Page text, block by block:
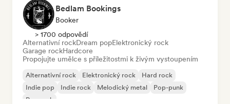
Bedlam Bookings
Booker
> 1700 odpovědí
Alternativní rockDream popElektronický rock
Garage rockHardcore
Propojujte umělce s příležitostmi k živým vystoupením
Alternativní rock Elektronický rock
Hard rock
Indie pop
Indie rock Melodický metal
Pop-punk
Pop rock